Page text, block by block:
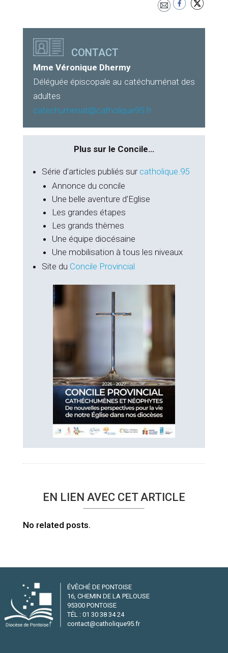
CONTACT
Mme Véronique Dhermy
Déléguée épiscopale au catéchuménat des
adultes
catechumenat@catholique95.fr
Plus sur le Concile…
Série d’articles publiés sur catholique.95
Annonce du concile
Une belle aventure d’Eglise
Les grandes étapes
Les grands thèmes
Une équipe diocésaine
Une mobilisation à tous les niveaux
Site du Concile Provincial
EN LIEN AVEC CET ARTICLE
No related posts.
ÉVÊCHÉ DE PONTOISE
16, CHEMIN DE LA PELOUSE
95300 PONTOISE
TÉL : 01 30 38 34 24
contact@catholique95.fr